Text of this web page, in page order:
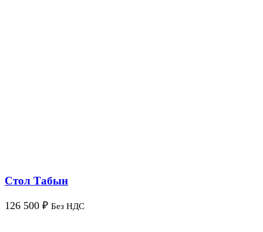
Стол Табын
126 500 ₽ Без НДС